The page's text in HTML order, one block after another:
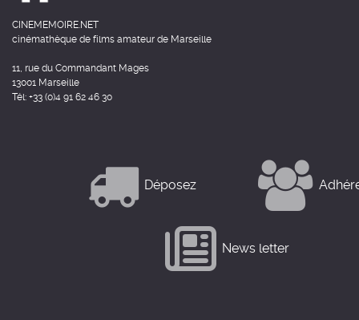
CINEMEMOIRE.NET
cinémathèque de films amateur de Marseille
11, rue du Commandant Mages
13001 Marseille
Tél: +33 (0)4 91 62 46 30
Déposez
News letter